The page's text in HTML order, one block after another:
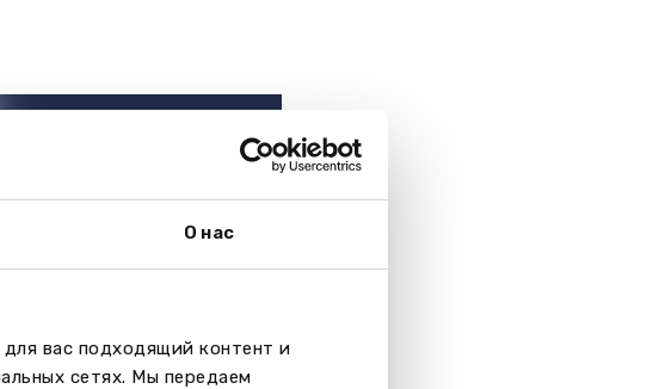
О нас
вас подходящий контент и
сетях. Мы передаем